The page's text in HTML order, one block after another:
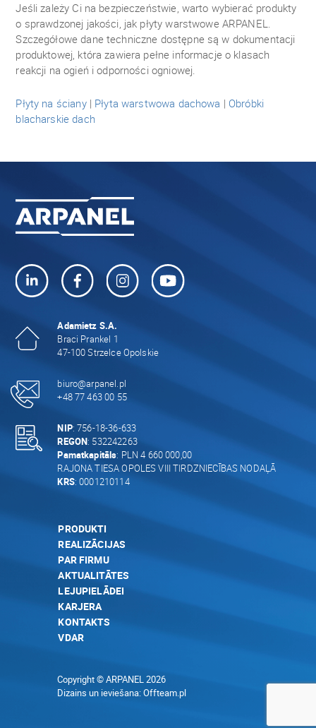
Jeśli zależy Ci na bezpieczeństwie, warto wybierać produkty
o sprawdzonej jakości, jak płyty warstwowe ARPANEL.
Szczegółowe dane techniczne dostępne są w dokumentacji
produktowej, która zawiera pełne informacje o klasach
reakcji na ogień i odporności ogniowej.
Płyty na ściany| Płyta warstwowa dachowa | Obróbki
blacharskie dach
Adamietz S.A.
Braci Prankel 1
47-100 Strzelce Opolskie
biuro@arpanel.pl
+48 77 463 00 55
NIP: 756-18-36-633
REGON: 532242263
Pamatkapitāls: PLN 4 660 000,00
RAJONA TIESA OPOLES VIII TIRDZNIECĪBAS NODAĻĀ
KRS: 0001210114
PRODUKTI
REALIZĀCIJAS
PAR FIRMU
AKTUALITĀTES
LEJUPIELĀDEI
KARJERA
KONTAKTS
VDAR
Copyright © ARPANEL 2026
Dizains un ieviešana:Offteam.pl